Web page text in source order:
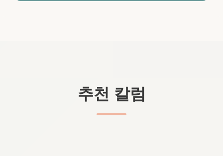
추천 칼럼